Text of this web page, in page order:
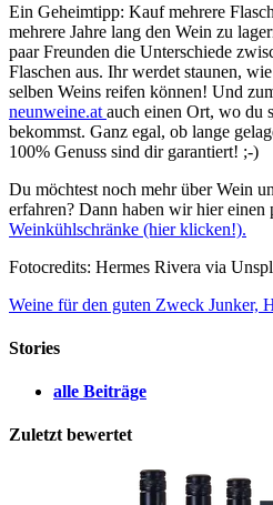
Ein Geheimtipp: Kauf mehrere
mehrere Jahre lang den Wein zu
paar Freunden die Unterschiede
Flaschen aus. Ihr werdet staunen,
selben Weins reifen können! Und
neunweine.at auch einen Ort, wo du
bekommst. Ganz egal, ob lange
100% Genuss sind dir garantiert! ;-)
Du möchtest noch mehr über Wein
erfahren? Dann haben wir hier einen
Weinkühlschränke (hier klicken!).
Fotocredits: Hermes Rivera via
Weine für den guten Zweck Junker,
Stories
alle Beiträge
Zuletzt bewertet